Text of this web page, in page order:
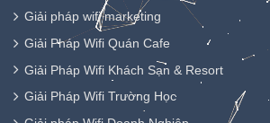
Giải pháp wifi marketing
Giải Pháp Wifi Quán Cafe
Giải Pháp Wifi Khách Sạn & Resort
Giải Pháp Wifi Trường Học